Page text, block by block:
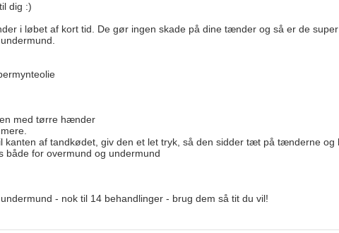
dig :)
i løbet af kort tid. De gør ingen skade på dine tænder og så er de super
med tørre hænder
af tandkødet, giv den et let tryk, så den sidder tæt på tænderne og
for overmund og undermund
- nok til 14 behandlinger - brug dem så tit du vil!